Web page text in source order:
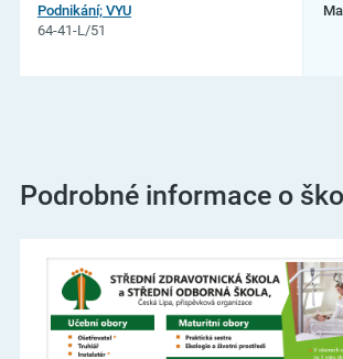
Podnikání; VYU
64-41-L/51
Podrobné informace o